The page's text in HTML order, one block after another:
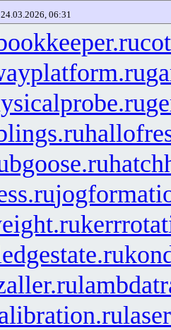
24.03.2026, 06:31